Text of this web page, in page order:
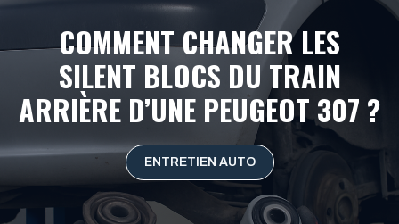
COMMENT CHANGER LES
SILENT BLOCS DU TRAIN
ARRIÈRE D’UNE PEUGEOT 307 ?
ENTRETIEN AUTO